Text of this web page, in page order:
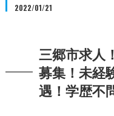
2022/01/21
三郷市求人
募集！未経
遇！学歴不